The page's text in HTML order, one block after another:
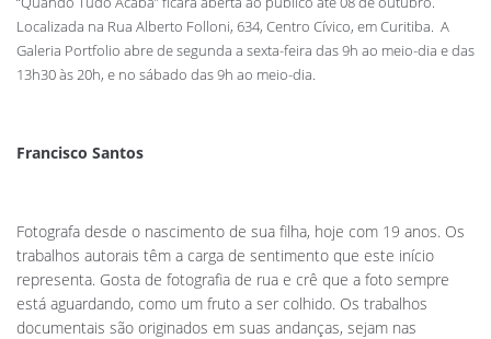
Localizada na Rua Alberto Folloni, 634, Centro Cívico, em Curitiba. A
Galeria Portfolio abre de segunda a sexta-feira das 9h ao meio-dia e das
13h30 às 20h, e no sábado das 9h ao meio-dia.
Francisco Santos
Fotografa desde o nascimento de sua filha, hoje com 19 anos. Os
trabalhos autorais têm a carga de sentimento que este início
representa. Gosta de fotografia de rua e crê que a foto sempre
está aguardando, como um fruto a ser colhido. Os trabalhos
documentais são originados em suas andanças, sejam nas